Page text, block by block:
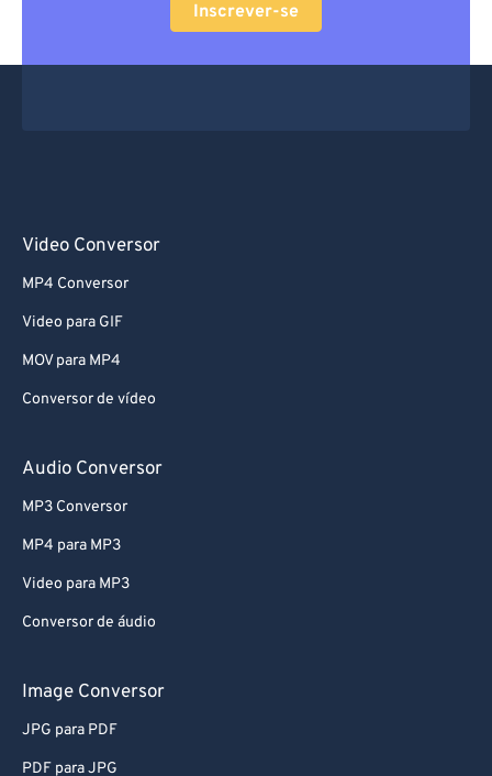
Inscrever-se
Video Conversor
MP4 Conversor
Video para GIF
MOV para MP4
Conversor de vídeo
Audio Conversor
MP3 Conversor
MP4 para MP3
Video para MP3
Conversor de áudio
Image Conversor
JPG para PDF
PDF para JPG